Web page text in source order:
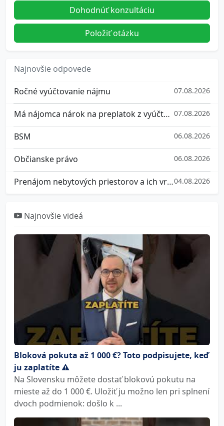
Dohodnúť konzultáciu
Položiť otázku
Najnovšie odpovede
Ročné vyúčtovanie nájmu 07.08.2026
Má nájomca nárok na preplatok z vyúčtovania služieb spojených s užívaním bytu? 07.08.2026
BSM 06.08.2026
Občianske právo 06.08.2026
Prenájom nebytových priestorov a ich vrátenie04.08.2026
Najnovšie videá
Bloková pokuta až 1 000 €? Toto podpisujete, keď
ju zaplatíte ⚠️
Na Slovensku môžete dostať blokovú pokutu na
mieste až do 1 000 €. Uložiť ju možno len pri splnení
dvoch podmienok: došlo k ...